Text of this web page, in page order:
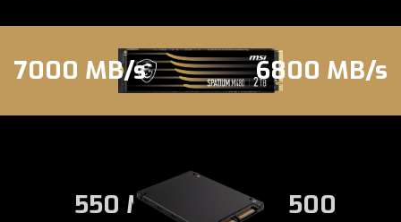
7000 MB/s 6800 MB/s
550 MB/s 500